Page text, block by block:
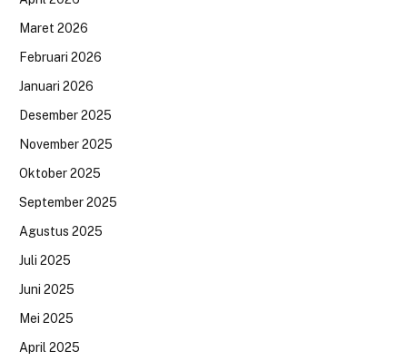
Maret 2026
Februari 2026
Januari 2026
Desember 2025
November 2025
Oktober 2025
September 2025
Agustus 2025
Juli 2025
Juni 2025
Mei 2025
April 2025